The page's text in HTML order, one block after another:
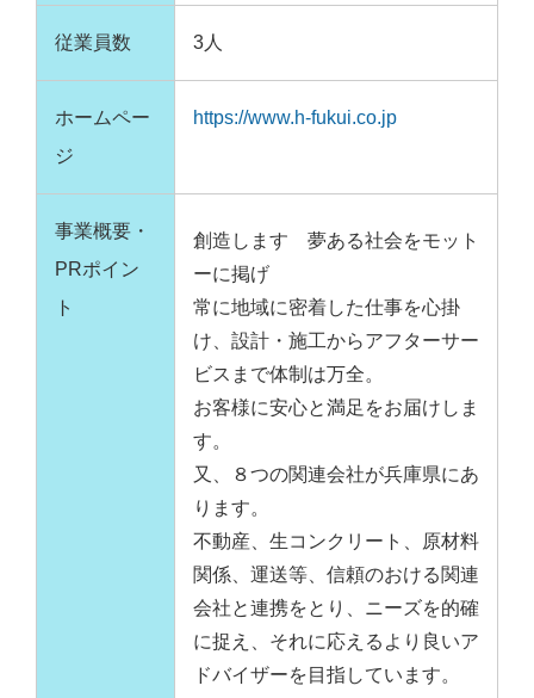
従業員数 3人
ホームペー
ジ
https://www.h-fukui.co.jp
事業概要・
PRポイン
ト
創造します 夢ある社会をモット
ーに掲げ
常に地域に密着した仕事を心掛
け、設計・施工からアフターサー
ビスまで体制は万全。
お客様に安心と満足をお届けしま
す。
又、８つの関連会社が兵庫県にあ
ります。
不動産、生コンクリート、原材料
関係、運送等、信頼のおける関連
会社と連携をとり、ニーズを的確
に捉え、それに応えるより良いア
ドバイザーを目指しています。